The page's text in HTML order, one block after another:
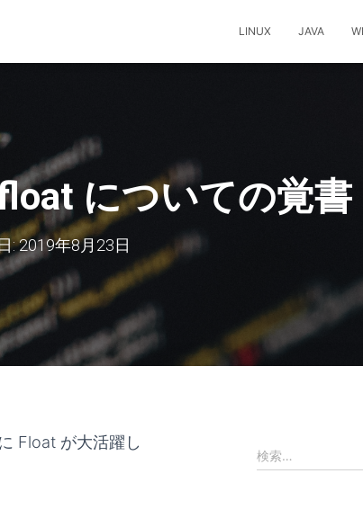
LINUX JAVA
についての覚書
:2019年8月23日
Float が大活躍し
検
索
検索…